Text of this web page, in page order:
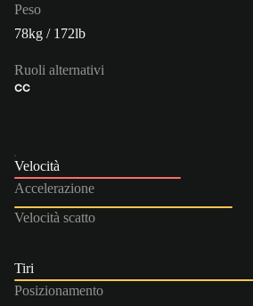
Peso
78kg / 172lb
Ruoli alternativi
CC
Velocità
Accelerazione
Velocità scatto
Tiri
Posizionamento